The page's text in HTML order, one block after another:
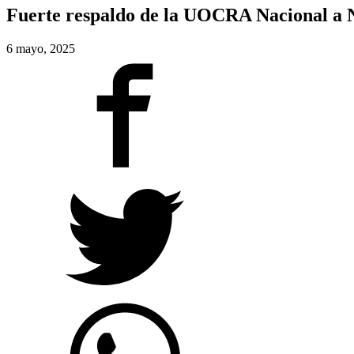
Fuerte respaldo de la UOCRA Nacional a
6 mayo, 2025